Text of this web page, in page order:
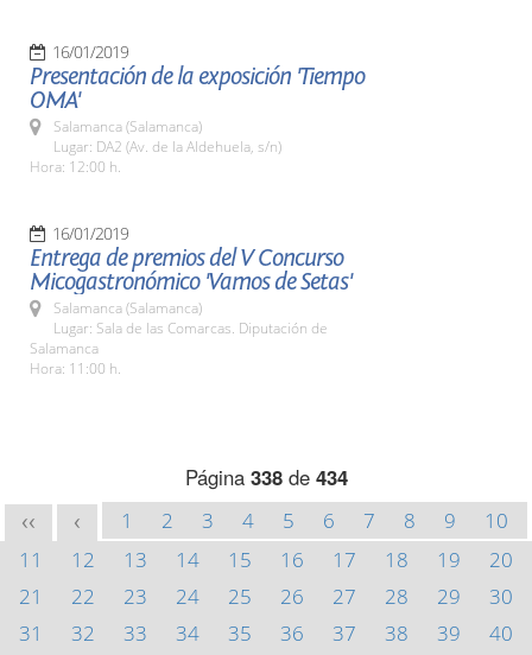
16/01/2019
Presentación de la exposición 'Tiempo
OMA'
Salamanca (Salamanca)
Lugar: DA2 (Av. de la Aldehuela, s/n)
Hora: 12:00 h.
16/01/2019
Entrega de premios del V Concurso
Micogastronómico 'Vamos de Setas'
Salamanca (Salamanca)
Lugar: Sala de las Comarcas. Diputación de
Salamanca
Hora: 11:00 h.
Página 338de 434
<< < 1 2 3 4 5 6 7 8 9
10
11
12 13 14 15 16 17 18 19
20
21
22 23 24 25 26 27 28 29
30
31
32 33 34 35 36 37 38 39
40